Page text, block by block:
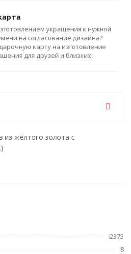
украшения к нужной
на согласование дизайна?
карту на изготовление
для друзей и близких!
из жёлтого золота с
i2375
8